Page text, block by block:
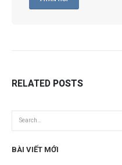
RELATED POSTS
BÀI VIẾT MỚI